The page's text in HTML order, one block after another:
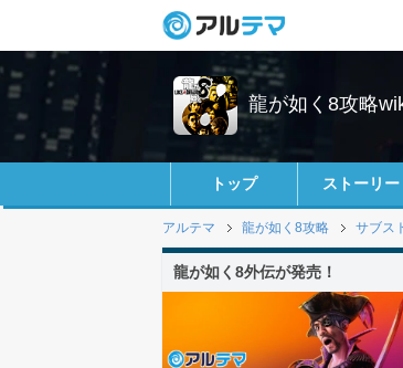
龍が如く8攻略
トップ ストーリー
アルテマ 龍が如く8攻略 サブス
龍が如く8外伝が発売！